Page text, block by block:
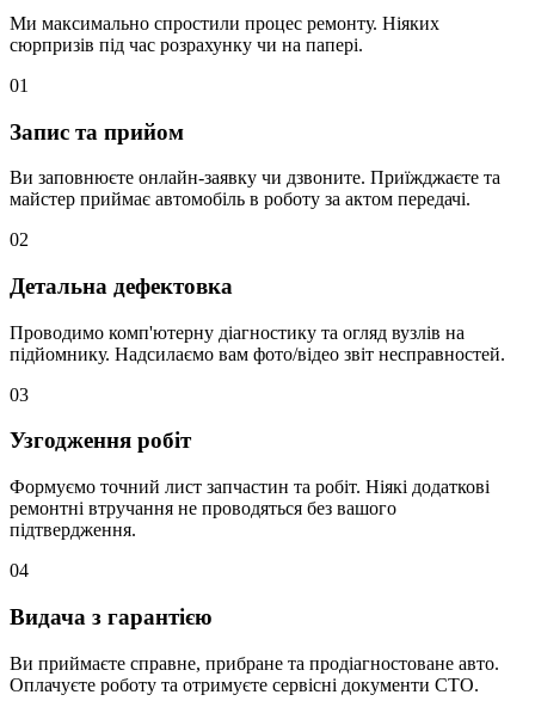
Ми максимально спростили процес ремонту. Ніяких
сюрпризів під час розрахунку чи на папері.
01
Запис та прийом
Ви заповнюєте онлайн-заявку чи дзвоните. Приїжджаєте та
майстер приймає автомобіль в роботу за актом передачі.
02
Детальна дефектовка
Проводимо комп'ютерну діагностику та огляд вузлів на
підйомнику. Надсилаємо вам фото/відео звіт несправностей.
03
Узгодження робіт
Формуємо точний лист запчастин та робіт. Ніякі додаткові
ремонтні втручання не проводяться без вашого
підтвердження.
04
Видача з гарантією
Ви приймаєте справне, прибране та продіагностоване авто.
Оплачуєте роботу та отримуєте сервісні документи СТО.